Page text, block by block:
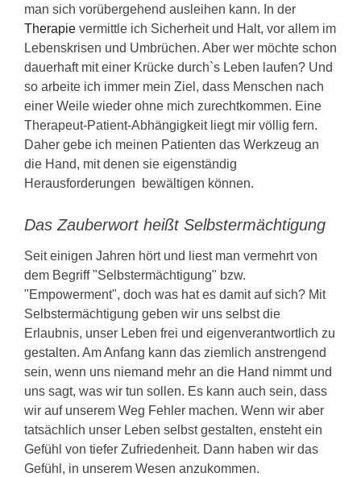
man sich vorübergehend ausleihen kann. In der
Therapie vermittle ich Sicherheit und Halt, vor allem im
Lebenskrisen und Umbrüchen. Aber wer möchte schon
dauerhaft mit einer Krücke durch`s Leben laufen? Und
so arbeite ich immer mein Ziel, dass Menschen nach
einer Weile wieder ohne mich zurechtkommen. Eine
Therapeut-Patient-Abhängigkeit liegt mir völlig fern.
Daher gebe ich meinen Patienten das Werkzeug an
die Hand, mit denen sie eigenständig
Herausforderungen bewältigen können.
Das Zauberwort heißt Selbstermächtigung
Seit einigen Jahren hört und liest man vermehrt von
dem Begriff "Selbstermächtigung" bzw.
"Empowerment", doch was hat es damit auf sich? Mit
Selbstermächtigung geben wir uns selbst die
Erlaubnis, unser Leben frei und eigenverantwortlich zu
gestalten. Am Anfang kann das ziemlich anstrengend
sein, wenn uns niemand mehr an die Hand nimmt und
uns sagt, was wir tun sollen. Es kann auch sein, dass
wir auf unserem Weg Fehler machen. Wenn wir aber
tatsächlich unser Leben selbst gestalten, ensteht ein
Gefühl von tiefer Zufriedenheit. Dann haben wir das
Gefühl, in unserem Wesen anzukommen.